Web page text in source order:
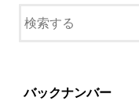
バックナンバー